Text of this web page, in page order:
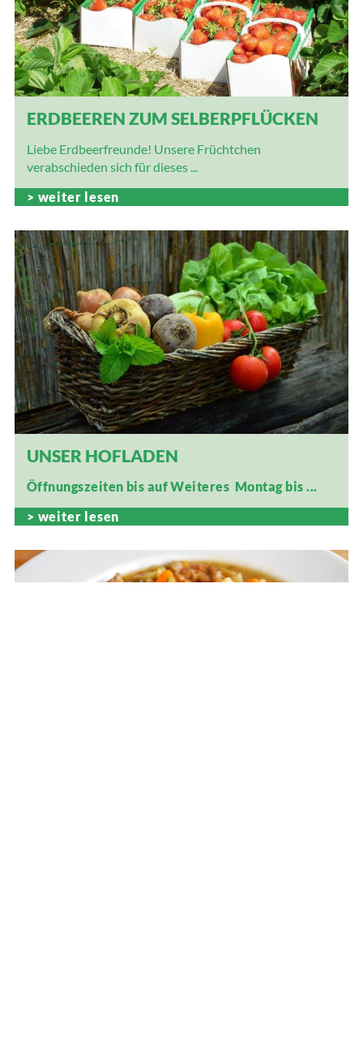
ERDBEEREN ZUM SELBERPFLÜCKEN
Liebe Erdbeerfreunde! Unsere Früchtchen
verabschieden sich für dieses ...
weiter lesen
UNSER HOFLADEN
Öffnungszeiten bis auf Weiteres Montag bis ...
weiter lesen